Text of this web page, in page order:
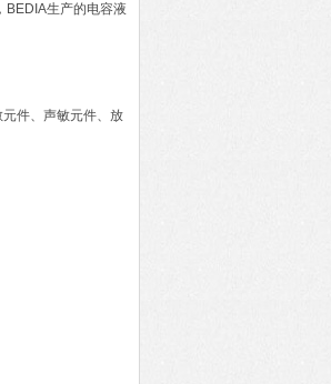
BEDIA生产的电容液
件、声敏元件、放